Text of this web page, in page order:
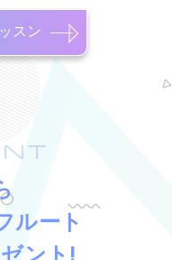
スン
ルート
ント!